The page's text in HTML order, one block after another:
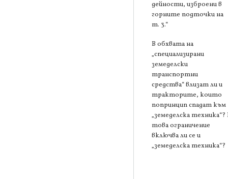
дейности, изброени в
горните подточки на
т. 3.“
В обхвата на
„специализирани
земеделски
транспортни
средства“ влизат ли и
тракторите, които
попринцип спадат към
„земеделска техника“?
това ограничение
включва ли се и
„земеделска техника“?